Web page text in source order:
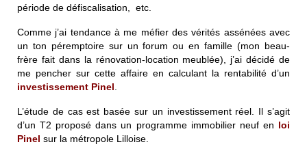
période de défiscalisation, etc.
Comme j’ai tendance à me méfier des vérités assénées avec
un ton péremptoire sur un forum ou en famille (mon beau-
frère fait dans la rénovation-location meublée), j’ai décidé de
me pencher sur cette affaire en calculant la rentabilité d’un
investissement Pinel
L’étude de cas est basée sur un investissement réel. Il s’agit
d’un T2 proposé dans un programme immobilier neuf en loi
Pinel sur la métropole Lilloise.